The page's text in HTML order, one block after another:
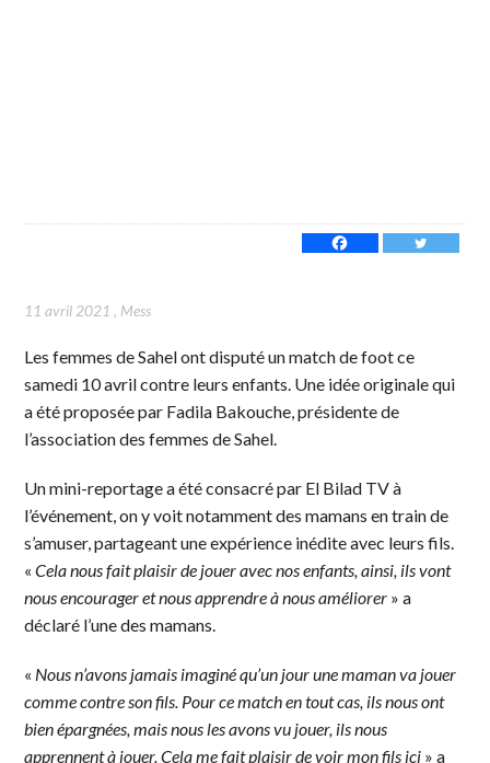
11 avril 2021 , Mess
Les femmes de Sahel ont disputé un match de foot ce
samedi 10 avril contre leurs enfants. Une idée originale qui
a été proposée par Fadila Bakouche, présidente de
l’association des femmes de Sahel.
Un mini-reportage a été consacré par El Bilad TV à
l’événement, on y voit notamment des mamans en train de
s’amuser, partageant une expérience inédite avec leurs fils.
«Cela nous fait plaisir de jouer avec nos enfants, ainsi, ils vont
nous encourager et nous apprendre à nous améliorer » a
déclaré l’une des mamans.
« Nous n’avons jamais imaginé qu’un jour une maman va jouer
comme contre son fils. Pour ce match en tout cas, ils nous ont
bien épargnées, mais nous les avons vu jouer, ils nous
apprennent à jouer. Cela me fait plaisir de voir mon fils ici » a